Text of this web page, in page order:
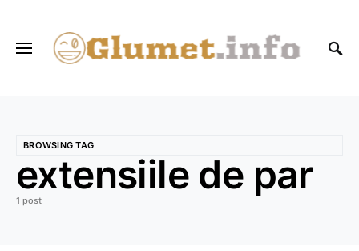
BROWSING TAG
extensiile de par
1 post